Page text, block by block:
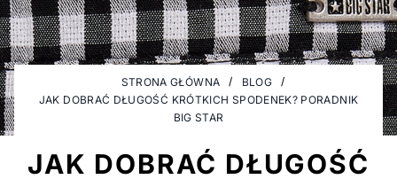
STRONA GŁÓWNA
BLOG
JAK DOBRAĆ DŁUGOŚĆ KRÓTKICH SPODENEK? PORADNIK
BIG STAR
JAK DOBRAĆ DŁUGOŚĆ